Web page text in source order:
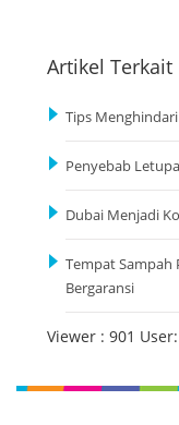
Artikel Terkait
Tips
Penyebab
Dubai Menjadi
Tempat Sampah
Bergaransi
Viewer : 901 User: